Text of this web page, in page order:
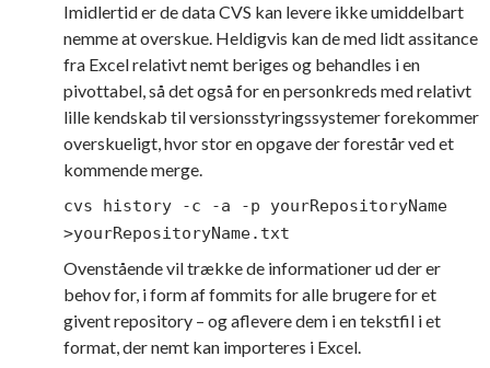
Imidlertid er de data CVS kan levere ikke umiddelbart
nemme at overskue. Heldigvis kan de med lidt assitance
fra Excel relativt nemt beriges og behandles i en
pivottabel, så det også for en personkreds med relativt
lille kendskab til versionsstyringssystemer forekommer
overskueligt, hvor stor en opgave der forestår ved et
kommende merge.
cvs history -c -a -p yourRepositoryName
>yourRepositoryName.txt
Ovenstående vil trække de informationer ud der er
behov for, i form af fommits for alle brugere for et
givent repository – og aflevere dem i en tekstfil i et
format, der nemt kan importeres i Excel.